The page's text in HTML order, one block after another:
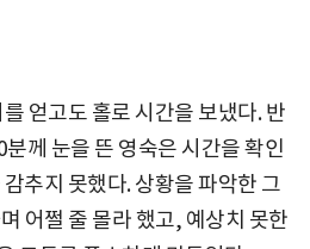
얻고도 홀로 시간을 보냈다. 반
께 눈을 뜬 영숙은 시간을 확인
추지 못했다. 상황을 파악한 그
어쩔 줄 몰라 했고, 예상치 못한